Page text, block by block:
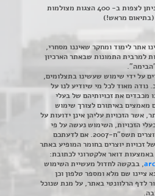
חדר הצפייה מרווח ובו ניתן לצפות ב- 400 הצגות מצולמות
מראש!)
אתר לימוד ומחקר שאיננו מסחרי,
למרבית התמונות שבאתר הארכיון
על ידי שימוש שעשינו בתצלומים,
מאוד לכל מי שיודיע לנו על
מכבדים את זכויותיהם של בעלי
מאמצים באיתורם לצורך שימוש
אשר הזכויות עליהן אינן ידועות על
הזכויות, השימוש נעשה על פי
סעיף 27א לחוק זכויות יוצרים תשס"ח-2007. אם לדעתכם
זכויות יוצרים בחומר המופיע באתר
דואר אלקטרוני לכתובת:
, בבקשה לחדול מעשיית השימוש
ציינו שם מלא ומספר טלפון וכן
לדף הרלוונטי באתר, על מנת שנוכל